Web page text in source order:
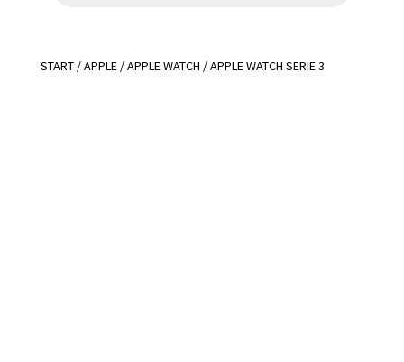
START/APPLE/APPLE WATCH / APPLE WATCH SERIE 3